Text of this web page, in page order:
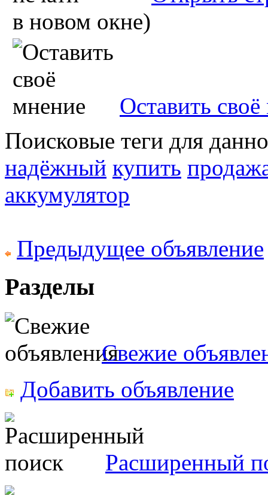
в новом окне)
Оставить
Поисковые теги для
надёжный купить
аккумулятор
Предыдущее объявление
Разделы
Свежие
Добавить объявление
Расширенный